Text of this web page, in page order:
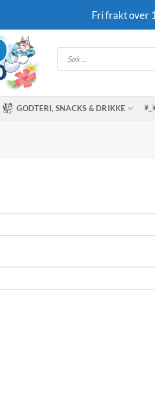
Fri frakt over
Products
search
GODTERI, SNACKS & DRIKKE